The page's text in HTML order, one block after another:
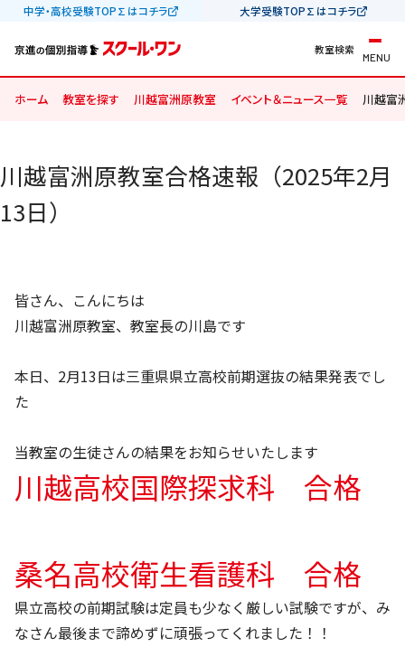
中学・高校受験TOP∑はコチラ 大学受験TOP∑はコチラ
教室検索
MENU
ホーム 教室を探す 川越富洲原教室 イベント＆ニュース一覧 川越富
川越富洲原教室合格速報（2025年2月
13日）
皆さん、こんにちは
川越富洲原教室、教室長の川島です
本日、2月13日は三重県県立高校前期選抜の結果発表でし
た
当教室の生徒さんの結果をお知らせいたします
川越高校国際探求科 合格
桑名高校衛生看護科 合格
県立高校の前期試験は定員も少なく厳しい試験ですが、み
なさん最後まで諦めずに頑張ってくれました！！